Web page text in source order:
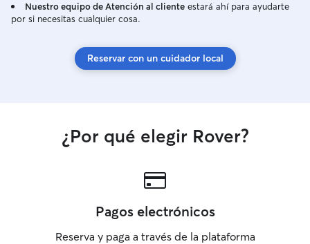
Nuestro equipo de Atención al cliente estará ahí para ayudarte
por si necesitas cualquier cosa.
Reservar con un cuidador local
¿Por qué elegir Rover?
Pagos electrónicos
Reserva y paga a través de la plataforma